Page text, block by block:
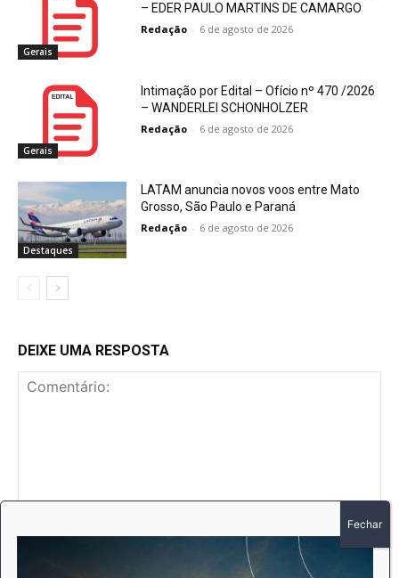
Gerais
– EDER PAULO MARTINS DE CAMARGO
Redação - 6 de agosto de 2026
Gerais
Intimação por Edital – Ofício nº 470 /2026
– WANDERLEI SCHONHOLZER
Redação - 6 de agosto de 2026
Destaques
LATAM anuncia novos voos entre Mato
Grosso, São Paulo e Paraná
Redação - 6 de agosto de 2026
DEIXE UMA RESPOSTA